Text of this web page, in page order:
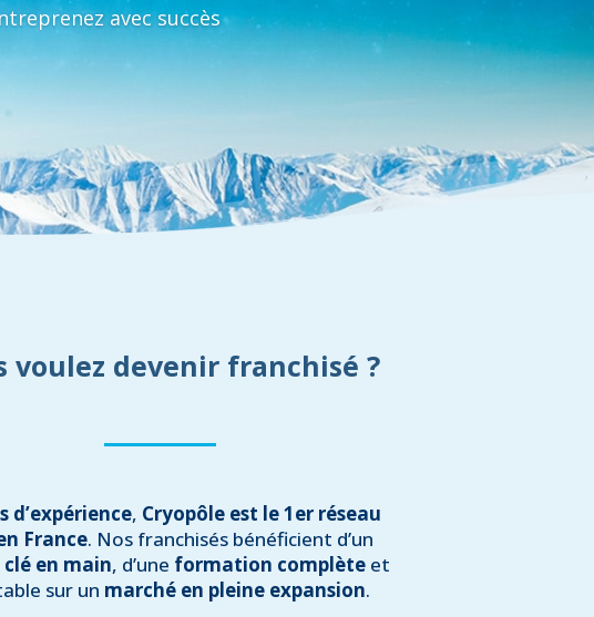
avec succès
voulez devenir franchisé ?
d’expérience, Cryopôle est le 1er réseau
France. Nos franchisés bénéficient d’un
clé en main, d’une formation complèteet
sur un marché en pleine expansion.